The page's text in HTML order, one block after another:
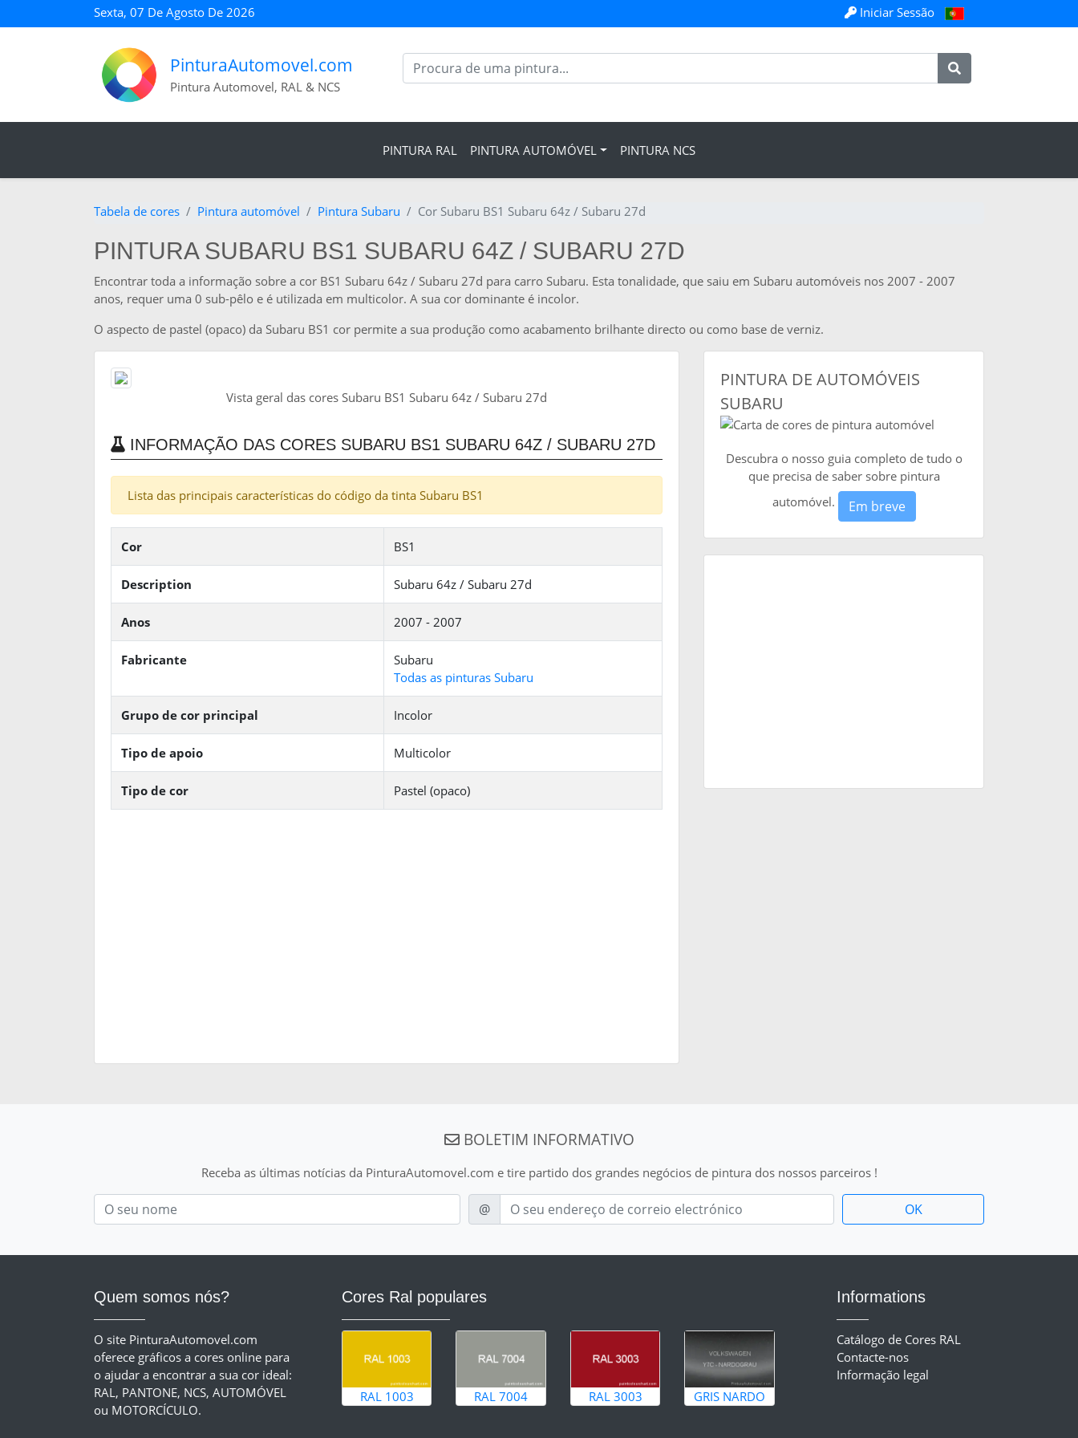
Sexta, 07 De Agosto De 2026 Iniciar Sessão
PinturaAutomovel.com
Pintura Automovel, RAL & NCS
PINTURA RAL PINTURA AUTOMÓVEL PINTURA NCS
Tabela de cores Pintura automóvel Pintura Subaru Cor Subaru BS1 Subaru 64z / Subaru 27d
PINTURA SUBARU BS1 SUBARU 64Z / SUBARU 27D
Encontrar toda a informação sobre a cor BS1 Subaru 64z / Subaru 27d para carro Subaru. Esta tonalidade, que saiu em Subaru automóveis nos 2007 - 2007
anos, requer uma 0 sub-pêlo e é utilizada em multicolor. A sua cor dominante é incolor.
O aspecto de pastel (opaco) da Subaru BS1 cor permite a sua produção como acabamento brilhante directo ou como base de verniz.
Vista geral das cores Subaru BS1 Subaru 64z / Subaru 27d
INFORMAÇÃO DAS CORES SUBARU BS1 SUBARU 64Z / SUBARU 27D
Lista das principais características do código da tinta Subaru BS1
Cor BS1
Description Subaru 64z / Subaru 27d
Anos 2007 - 2007
Fabricante
Subaru
Todas as pinturas Subaru
Grupo de cor principal Incolor
Tipo de apoio Multicolor
Tipo de cor Pastel (opaco)
PINTURA DE AUTOMÓVEIS
SUBARU
Descubra o nosso guia completo de tudo o
que precisa de saber sobre pintura
automóvel.
Em breve
BOLETIM INFORMATIVO
Receba as últimas notícias da PinturaAutomovel.com e tire partido dos grandes negócios de pintura dos nossos parceiros !
Nom
E-mail
@
Quem somos nós?
O site PinturaAutomovel.com
oferece gráficos a cores online para
o ajudar a encontrar a sua cor ideal:
RAL, PANTONE, NCS, AUTOMÓVEL
ou MOTORCÍCULO.
Cores Ral populares
RAL 1003 RAL 7004 RAL 3003 GRIS NARDO
Informations
Catálogo de Cores RAL
Contacte-nos
Informação legal